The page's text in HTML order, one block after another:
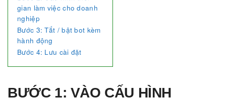
gian làm việc cho doanh
nghiệp
Bước 3: Tắt / bật bot kèm
hành động
Bước 4: Lưu cài đặt
BƯỚC 1: VÀO CẤU HÌNH